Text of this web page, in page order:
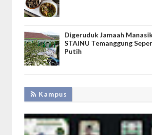
Digeruduk Jamaah
STAINU Temanggung
Putih
Kampus